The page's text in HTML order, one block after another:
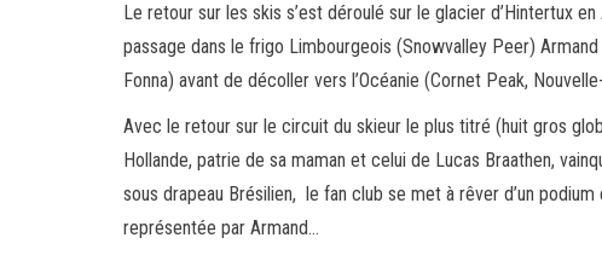
Le retour sur les skis s’est déroulé sur le glacier d’Hintertux
passage dans le frigo Limbourgeois (Snowvalley Peer)
Fonna) avant de décoller vers l’Océanie (Cornet Peak,
Avec le retour sur le circuit du skieur le plus titré (huit gros
Hollande, patrie de sa maman et celui de Lucas Braathen,
sous drapeau Brésilien, le fan club se met à rêver d’un
représentée par Armand…